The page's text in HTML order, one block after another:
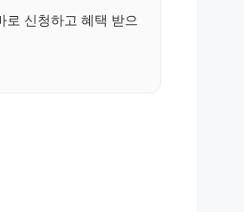
로 신청하고 혜택 받으